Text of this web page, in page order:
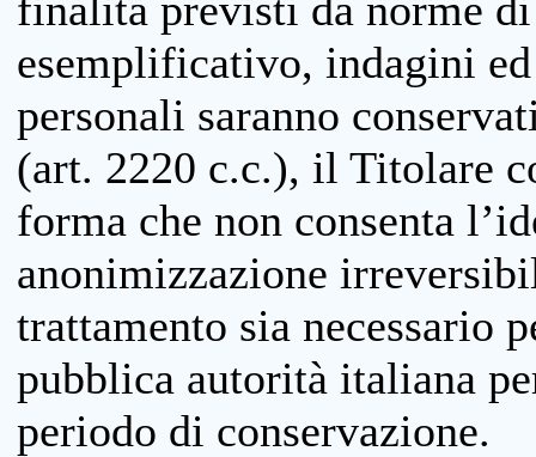
esemplificativo, indagini
personali saranno
(art. 2220 c.c.), il Titolare
forma che non consenta
anonimizzazione
trattamento sia necessario
pubblica autorità italiana
periodo di conservazione.